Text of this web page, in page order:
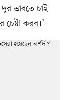
ভাবতে চাই
চেষ্টা করব।’